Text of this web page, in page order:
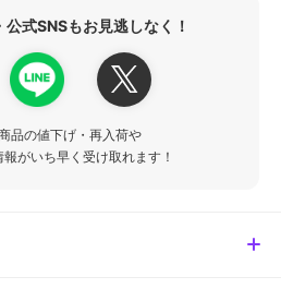
公式SNSもお見逃しなく！
品の値下げ・再入荷や
がいち早く受け取れます！